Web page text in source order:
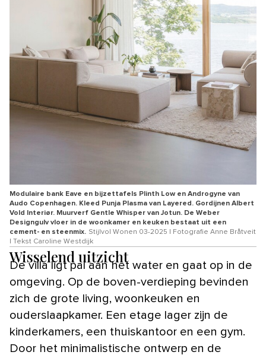
Modulaire bank Eave en bijzettafels Plinth Low en Androgyne van
Audo Copenhagen. Kleed Punja Plasma van Layered. Gordijnen Albert
Vold Interiør. Muurverf Gentle Whisper van Jotun. De Weber
Designgulv vloer in de woonkamer en keuken bestaat uit een
cement- en steenmix. Stijlvol Wonen 03-2025 | Fotografie Anne Bråtveit
| Tekst Caroline Westdijk
Wisselend uitzicht
De villa ligt pal aan het water en gaat op in de
omgeving. Op de boven-verdieping bevinden
zich de grote living, woonkeuken en
ouderslaapkamer. Een etage lager zijn de
kinderkamers, een thuiskantoor en een gym.
Door het minimalistische ontwerp en de